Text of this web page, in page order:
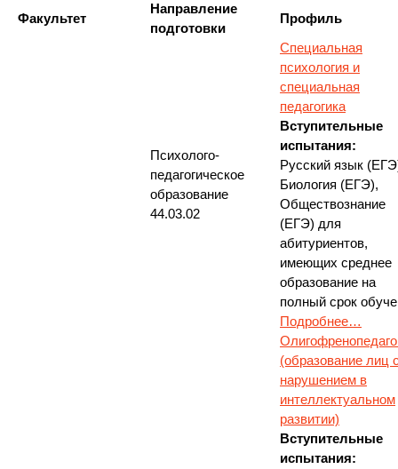
Факультет
Направление
подготовки
Профиль
Психолого-
педагогическое
образование
44.03.02
Специальная
психология и
специальная
педагогика
Вступительные
испытания:
Русский язык
Биология (ЕГЭ),
Обществознание
(ЕГЭ) для
абитуриентов,
имеющиx среднее
образование на
полный срок
Подробнее…
(образование лиц
нарушением в
интеллектуальном
развитии)
Вступительные
испытания: